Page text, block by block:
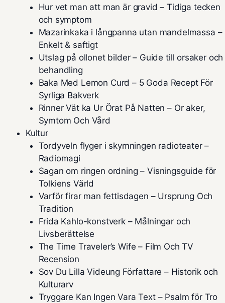
Hur vet man att man är gravid – Tidiga tecken
och symptom
Mazarinkaka i långpanna utan mandelmassa –
Enkelt & saftigt
Utslag på ollonet bilder – Guide till orsaker och
behandling
Baka Med Lemon Curd – 5 Goda Recept För
Syrliga Bakverk
Rinner Vät ka Ur Örat På Natten – Or aker,
Symtom Och Vård
Kultur
Tordyveln flyger i skymningen radioteater –
Radiomagi
Sagan om ringen ordning – Visningsguide för
Tolkiens Värld
Varför firar man fettisdagen – Ursprung Och
Tradition
Frida Kahlo-konstverk – Målningar och
Livsberättelse
The Time Traveler’s Wife – Film Och TV
Recension
Sov Du Lilla Videung Författare – Historik och
Kulturarv
Tryggare Kan Ingen Vara Text – Psalm för Tro